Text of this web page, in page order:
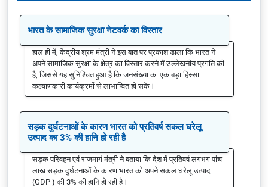
भारत के सामाजिक सुरक्षा नेटवर्क का विस्तार
हाल ही में, केंद्रीय श्रम मंत्री ने इस बात पर प्रकाश डाला कि भारत ने
अपने सामाजिक सुरक्षा के क्षेत्र का विस्तार करने में उल्लेखनीय प्रगति की
है, जिससे यह सुनिश्चित हुआ है कि जनसंख्या का एक बड़ा हिस्सा
कल्याणकारी कार्यक्रमों से लाभान्वित हो सके।
सड़क दुर्घटनाओं के कारण भारत को प्रतिवर्ष सकल घरेलू
उत्पाद का 3% की हानि हो रही है
सड़क परिवहन एवं राजमार्ग मंत्री ने बताया कि देश में प्रतिवर्ष लगभग पांच
लाख सड़क दुर्घटनाओं के कारण भारत को अपने सकल घरेलू उत्पाद
(GDP ) की 3% की हानि हो रही है।